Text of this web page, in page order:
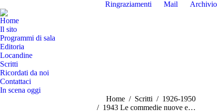
Ringraziamenti Mail
Archivio
Home
Il sito
Programmi di sala
Editoria
Locandine
Scritti
Ricordati da noi
Contattaci
In scena oggi
Home Scritti
1926-1950
1943 Le commedie nuove e…